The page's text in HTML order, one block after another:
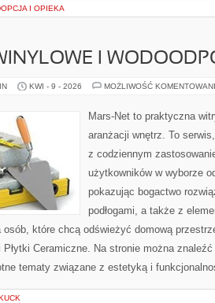
I OPIEKA
I
KWI - 9 - 2026 MOŻLIWOŚĆ
Mars-Net to praktyczna
aranżacji wnętrz. To
z codziennym
użytkowników w wyborze
pokazując bogactwo
podłogami, a także z
osób, które chcą odświeżyć domową
Ceramiczne. Na stronie można
tematy związane z estetyką i